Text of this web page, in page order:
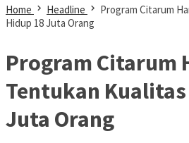
Home Headline
Program Citarum
Hidup 18 Juta Orang
Program Citarum
Tentukan
Juta Orang